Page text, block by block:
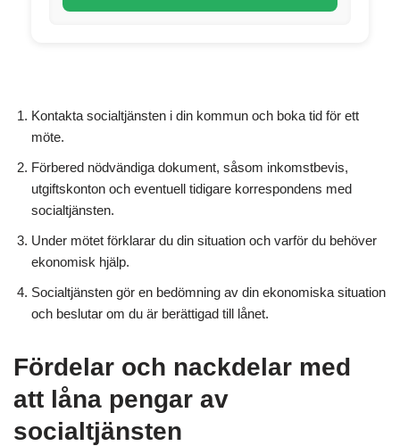
Kontakta socialtjänsten i din kommun och boka tid för ett
möte.
Förbered nödvändiga dokument, såsom inkomstbevis,
utgiftskonton och eventuell tidigare korrespondens med
socialtjänsten.
Under mötet förklarar du din situation och varför du behöver
ekonomisk hjälp.
Socialtjänsten gör en bedömning av din ekonomiska situation
och beslutar om du är berättigad till lånet.
Fördelar och nackdelar med
att låna pengar av
socialtjänsten